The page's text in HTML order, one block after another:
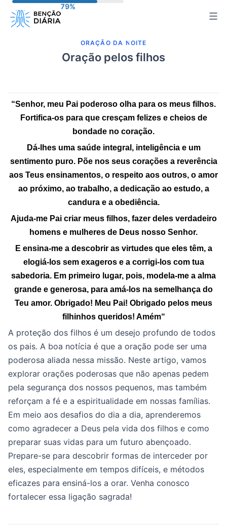
para
ORAÇÃO DA NOITE
Oração pelos filhos
“Senhor, meu Pai poderoso olha para os meus filhos.
Fortifica-os para que cresçam felizes e cheios de
bondade no coração.
Dá-lhes uma saúde integral, inteligência e um
sentimento puro. Põe nos seus corações a reverência
aos Teus ensinamentos, o respeito aos outros, o amor
ao próximo, ao trabalho, a dedicação ao estudo, a
candura e a obediência.
Ajuda-me Pai criar meus filhos, fazer deles verdadeiro
homens e mulheres de Deus nosso Senhor.
E ensina-me a descobrir as virtudes que eles têm, a
elogiá-los sem exageros e a corrigi-los com tua
sabedoria. Em primeiro lugar, pois, modela-me a alma
grande e generosa, para amá-los na semelhança do
Teu amor. Obrigado! Meu Pai! Obrigado pelos meus
filhinhos queridos! Amém“
A proteção dos filhos é um desejo profundo de todos
os pais. A boa notícia é que a oração pode ser uma
poderosa aliada nessa missão. Neste artigo, vamos
explorar orações poderosas que não apenas pedem
pela segurança dos nossos pequenos, mas também
reforçam a fé e a espiritualidade em nossas famílias.
Em meio aos desafios do dia a dia, aprenderemos
como agradecer a Deus pela vida dos filhos e como
preparar suas vidas para um futuro abençoado.
Prepare-se para descobrir formas de interceder por
eles, especialmente em tempos difíceis, e métodos
eficazes para ensiná-los a orar. Venha conosco
fortalecer essa ligação sagrada!